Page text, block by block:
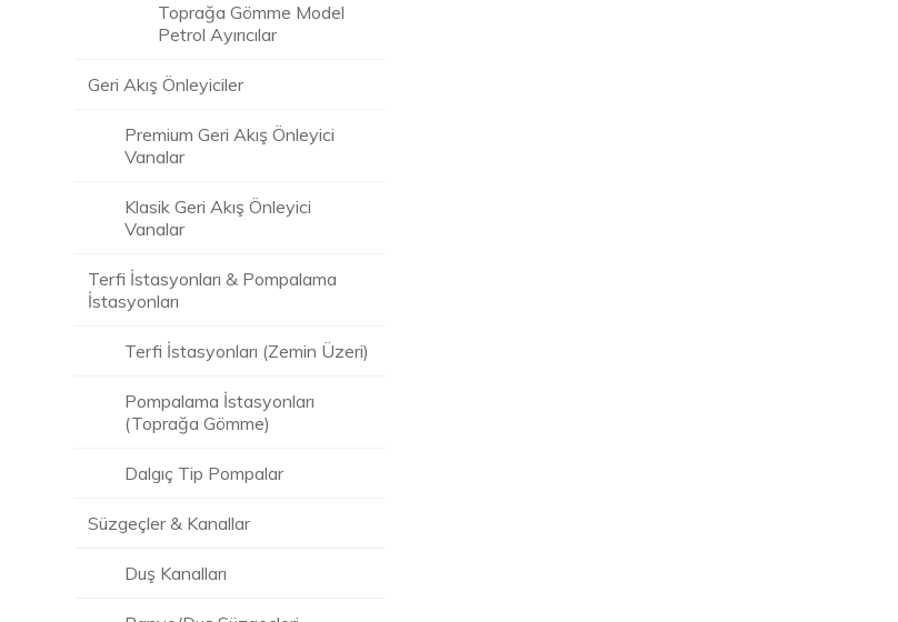
Toprağa Gömme Model
Petrol Ayırıcılar
Geri Akış Önleyiciler
Premium Geri Akış Önleyici
Vanalar
Klasik Geri Akış Önleyici
Vanalar
Terfi İstasyonları & Pompalama
İstasyonları
Terfi İstasyonları (Zemin Üzeri)
Pompalama İstasyonları
(Toprağa Gömme)
Dalgıç Tip Pompalar
Süzgeçler & Kanallar
Duş Kanalları